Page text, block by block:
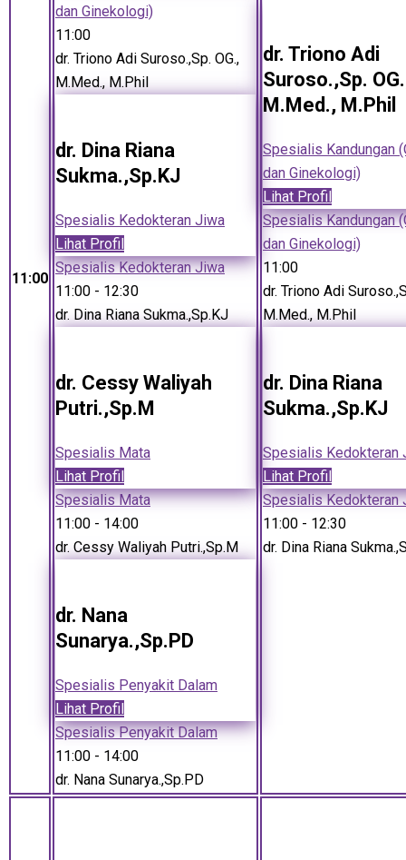
11:00
dan Ginekologi)
11:00
dr. Triono Adi Suroso.,Sp. OG.,
M.Med., M.Phil
dr. Dina Riana
Sukma.,Sp.KJ
Spesialis Kedokteran Jiwa
Lihat Profil
Spesialis Kedokteran Jiwa
11:00 - 12:30
dr. Dina Riana Sukma.,Sp.KJ
dr. Cessy Waliyah
Putri.,Sp.M
Spesialis Mata
Lihat Profil
Spesialis Mata
11:00 - 14:00
dr. Cessy Waliyah Putri.,Sp.M
dr. Nana
Sunarya.,Sp.PD
Spesialis Penyakit Dalam
Lihat Profil
Spesialis Penyakit Dalam
11:00 - 14:00
dr. Nana Sunarya.,Sp.PD
dr. Triono Adi
Suroso.,Sp.
M.Med., M.Phil
Spesialis Kandungan
dan Ginekologi)
Lihat Profil
Spesialis Kandungan
dan Ginekologi)
11:00
dr. Triono Adi
M.Med., M.Phil
dr. Dina Riana
Sukma.,Sp.KJ
Spesialis Kedokteran
Lihat Profil
Spesialis Kedokteran
11:00 - 12:30
dr. Dina Riana